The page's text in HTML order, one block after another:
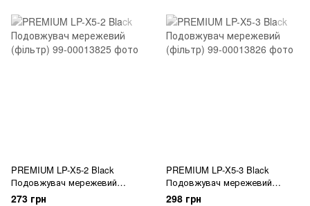
PREMIUM LP-X5-2 Black
Подовжувач мережевий
(фільтр)
273 грн
PREMIUM LP-X5-3 Black
Подовжувач мережевий
(фільтр)
298 грн